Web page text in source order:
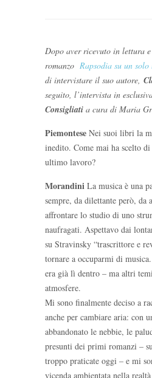
Dopo aver ricevuto in lettura
romanzo Rapsodia su un solo
di intervistare il suo autore,
seguito, l’intervista in
Consigliati a cura di Maria
Piemontese Nei suoi libri la
inedito. Come mai ha scelto
ultimo lavoro?
Morandini La musica è una
sempre, da dilettante però,
affrontare lo studio di uno
naufragati. Aspettavo dai
su Stravinsky “trascrittore e
tornare a occuparmi di
era già lì dentro – ma altri
atmosfere.
Mi sono finalmente deciso a
anche per cambiare aria: con
abbandonato le nebbie, le
presunti dei primi romanzi –
troppo praticate oggi – e mi
vicenda ambientata nella